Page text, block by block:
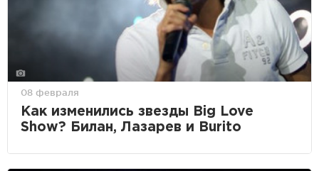
08 февраля
Как изменились звезды Big Love
Show? Билан, Лазарев и Burito